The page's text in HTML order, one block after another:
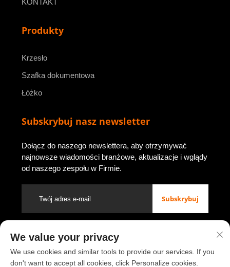
KONTAKT
Produkty
Krzesło
Szafka dokumentowa
Łóżko
Subskrybuj nasz newsletter
Dołącz do naszego newslettera, aby otrzymywać
najnowsze wiadomości branżowe, aktualizacje i wglądy
od naszego zespołu w Firmie.
Subskrybuj
Prawa autorskie © 2026 przez Luoyang Youbao Office Furniture
Co., Ltd.
Polityka prywatności
We value your privacy
We use cookies and similar tools to provide our services. If you
don't want to accept all cookies, click Personalize cookies.